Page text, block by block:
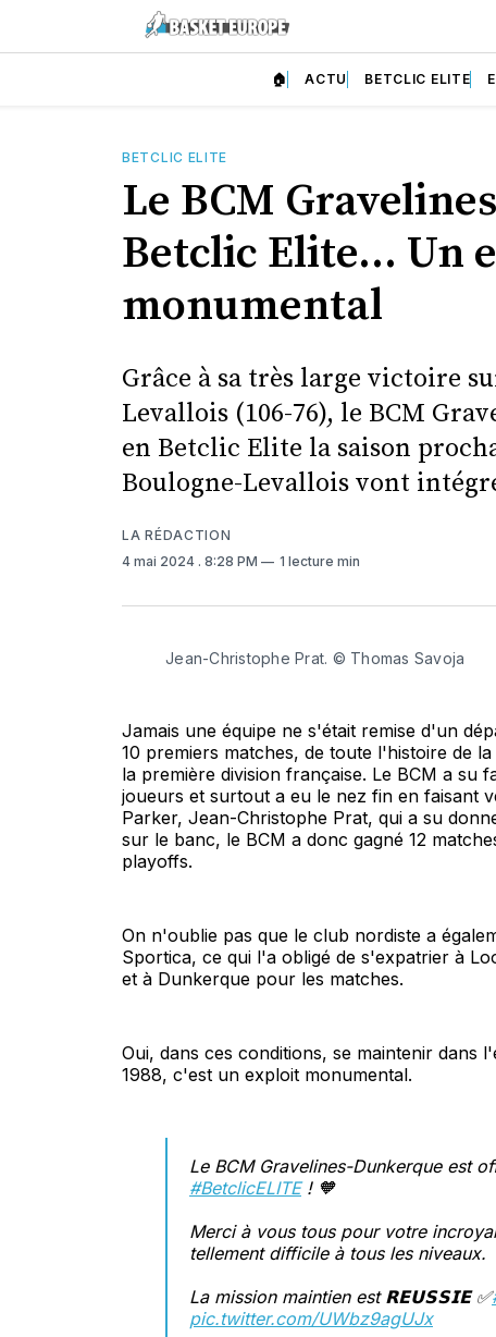
🏠 ACTU BETCLIC ELITE
BETCLIC ELITE
Le BCM
Betclic Elite... Un
monumental
Grâce à sa très large victoire
Levallois (106-76), le BCM
en Betclic Elite la saison
Boulogne-Levallois vont
LA RÉDACTION
4 mai 2024 . 8:28 PM 1 lecture min
Jean-Christophe Prat. © Thomas Savoja
Jamais une équipe ne s'était remise d'un
10 premiers matches, de toute l'histoire de
la première division française. Le BCM a su
joueurs et surtout a eu le nez fin en faisant
Parker, Jean-Christophe Prat, qui a su
sur le banc, le BCM a donc gagné 12
playoffs.
On n'oublie pas que le club nordiste a
Sportica, ce qui l'a obligé de s'expatrier à
et à Dunkerque pour les matches.
Oui, dans ces conditions, se maintenir dans
1988, c'est un exploit monumental.
Le BCM Gravelines-Dunkerque
#BetclicELITE! 🧡
Merci à vous tous pour votre
tellement difficile à tous les niveaux.
La mission maintien est 𝗥𝗘𝗨𝗦𝗦𝗜𝗘 ✅
pic.twitter.com/UWbz9agUJx